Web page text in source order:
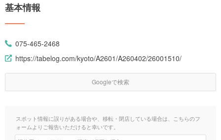
基本情報
075-465-2468
https://tabelog.com/kyoto/A2601/A260402/26001510/
Googleで検索
スポット情報に誤りがある場合や、移転・閉店している場合は、こちらのフ
ォームよりご報告いただけると幸いです。